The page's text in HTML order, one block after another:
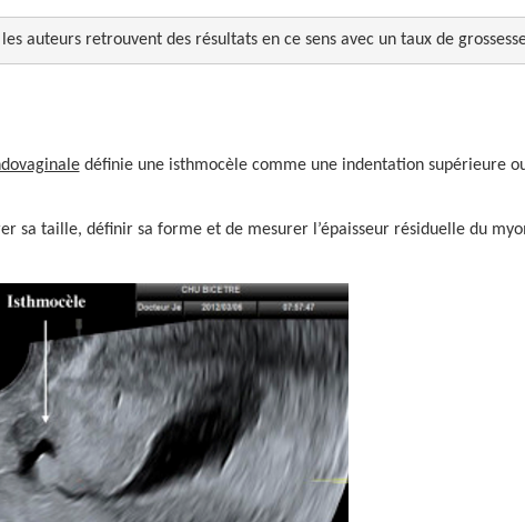
auteurs retrouvent des résultats en ce sens avec un taux de
définie une isthmocèle comme une indentation supérieure
sa taille, définir sa forme et de mesurer l’épaisseur résiduelle du